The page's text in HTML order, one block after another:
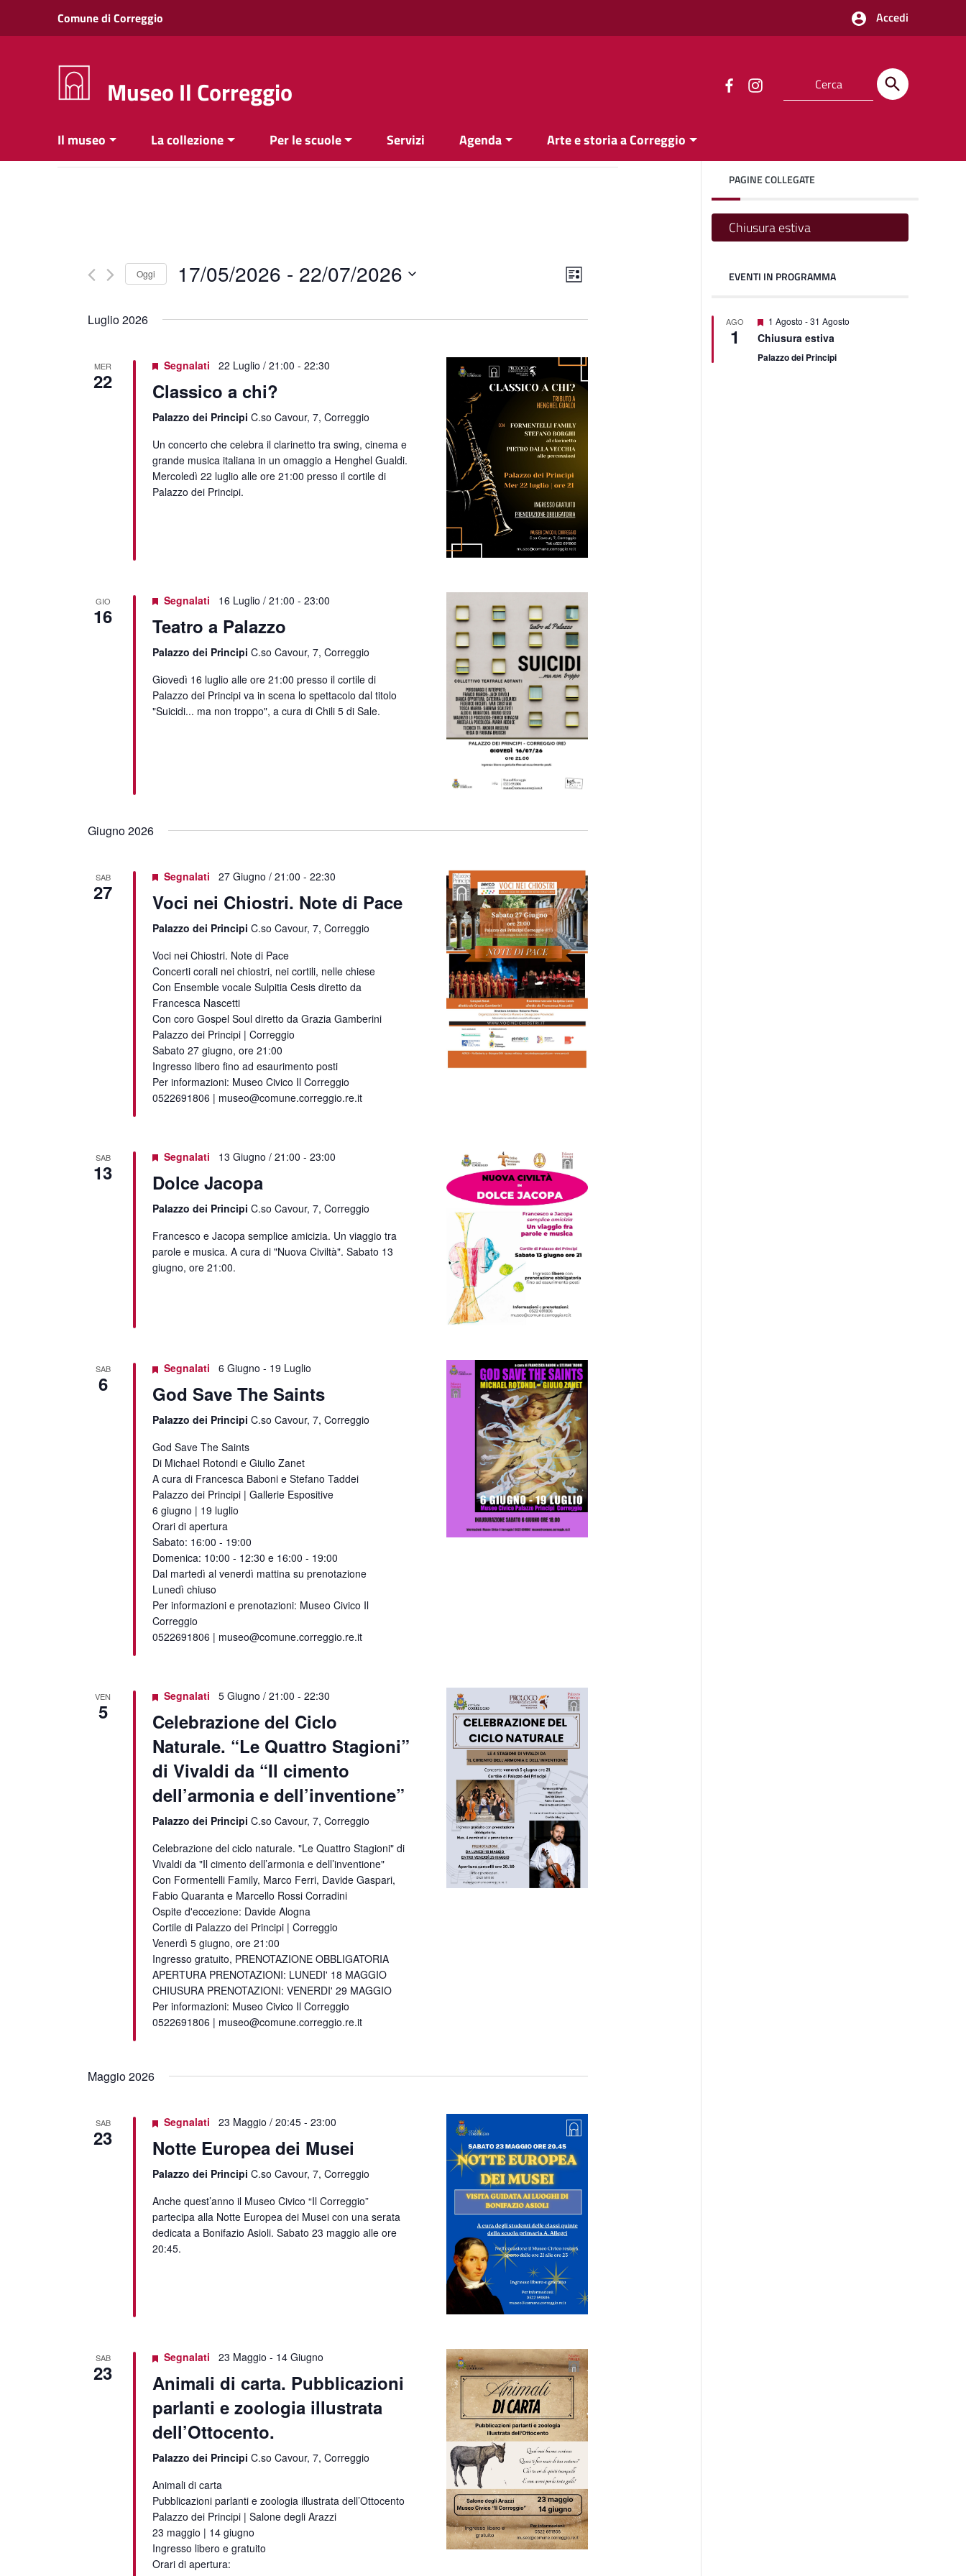
Vai ai contenuti
Vai al menu di navigazione
Comune di Correggio Accedi
Museo Il Correggio
Il museo La collezione Per le scuole Servizi Agenda Arte e storia a Correggio
Viste
Evento
Viste
Elenco
Oggi 17/05/2026 - 22/07/2026
la
Luglio 2026
MER
22
Segnalati 22 Luglio / 21:00 - 22:30
Classico a chi?
Palazzo dei Principi C.so Cavour, 7, Correggio
Un concerto che celebra il clarinetto tra swing, cinema e
grande musica italiana in un omaggio a Henghel Gualdi.
Mercoledì 22 luglio alle ore 21:00 presso il cortile di
Palazzo dei Principi.
GIO
16
Segnalati 16 Luglio / 21:00 - 23:00
Teatro a Palazzo
Palazzo dei Principi C.so Cavour, 7, Correggio
Giovedì 16 luglio alle ore 21:00 presso il cortile di
Palazzo dei Principi va in scena lo spettacolo dal titolo
"Suicidi... ma non troppo", a cura di Chili 5 di Sale.
Giugno 2026
SAB
27
Segnalati 27 Giugno / 21:00 - 22:30
Voci nei Chiostri. Note di Pace
Palazzo dei Principi C.so Cavour, 7, Correggio
Voci nei Chiostri. Note di Pace
Concerti corali nei chiostri, nei cortili, nelle chiese
Con Ensemble vocale Sulpitia Cesis diretto da
Francesca Nascetti
Con coro Gospel Soul diretto da Grazia Gamberini
Palazzo dei Principi | Correggio
Sabato 27 giugno, ore 21:00
Ingresso libero fino ad esaurimento posti
Per informazioni: Museo Civico Il Correggio
0522691806 | museo@comune.correggio.re.it
SAB
13
Segnalati 13 Giugno / 21:00 - 23:00
Dolce Jacopa
Palazzo dei Principi C.so Cavour, 7, Correggio
Francesco e Jacopa semplice amicizia. Un viaggio tra
parole e musica. A cura di "Nuova Civiltà". Sabato 13
giugno, ore 21:00.
SAB
6
Segnalati 6 Giugno - 19 Luglio
God Save The Saints
Palazzo dei Principi C.so Cavour, 7, Correggio
God Save The Saints
Di Michael Rotondi e Giulio Zanet
A cura di Francesca Baboni e Stefano Taddei
Palazzo dei Principi | Gallerie Espositive
6 giugno | 19 luglio
Orari di apertura
Sabato: 16:00 - 19:00
Domenica: 10:00 - 12:30 e 16:00 - 19:00
Dal martedì al venerdì mattina su prenotazione
Lunedì chiuso
Per informazioni e prenotazioni: Museo Civico Il
Correggio
0522691806 | museo@comune.correggio.re.it
VEN
5
Segnalati 5 Giugno / 21:00 - 22:30
Celebrazione del Ciclo
Naturale. “Le Quattro Stagioni”
di Vivaldi da “Il cimento
dell’armonia e dell’inventione”
Palazzo dei Principi C.so Cavour, 7, Correggio
Celebrazione del ciclo naturale. "Le Quattro Stagioni" di
Vivaldi da "Il cimento dell’armonia e dell’inventione"
Con Formentelli Family, Marco Ferri, Davide Gaspari,
Fabio Quaranta e Marcello Rossi Corradini
Ospite d'eccezione: Davide Alogna
Cortile di Palazzo dei Principi | Correggio
Venerdì 5 giugno, ore 21:00
Ingresso gratuito, PRENOTAZIONE OBBLIGATORIA
APERTURA PRENOTAZIONI: LUNEDI' 18 MAGGIO
CHIUSURA PRENOTAZIONI: VENERDI' 29 MAGGIO
Per informazioni: Museo Civico Il Correggio
0522691806 | museo@comune.correggio.re.it
Maggio 2026
SAB
23
Segnalati 23 Maggio / 20:45 - 23:00
Notte Europea dei Musei
Palazzo dei Principi C.so Cavour, 7, Correggio
Anche quest’anno il Museo Civico “Il Correggio”
partecipa alla Notte Europea dei Musei con una serata
dedicata a Bonifazio Asioli. Sabato 23 maggio alle ore
20:45.
SAB
23
Segnalati 23 Maggio - 14 Giugno
Animali di carta. Pubblicazioni
parlanti e zoologia illustrata
dell’Ottocento.
Palazzo dei Principi C.so Cavour, 7, Correggio
Animali di carta
Pubblicazioni parlanti e zoologia illustrata dell’Ottocento
Palazzo dei Principi | Salone degli Arazzi
23 maggio | 14 giugno
Ingresso libero e gratuito
Orari di apertura:
PAGINE COLLEGATE
Chiusura estiva
EVENTI IN PROGRAMMA
AGO
1
Segnalati
1 Agosto -31 Agosto
Chiusura estiva
Palazzo dei Principi